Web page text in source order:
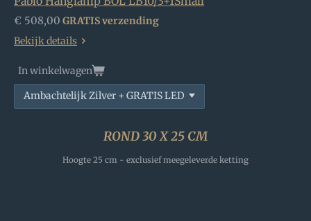
€ 508,00 GRATIS verzending
Bekijk details
In winkelwagen
ROND 30 X 25 CM
Hoogte 25 cm - exclusief meegeleverde ketting